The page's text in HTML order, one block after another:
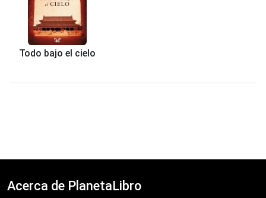
Todo bajo el cielo
Acerca de PlanetaLibro